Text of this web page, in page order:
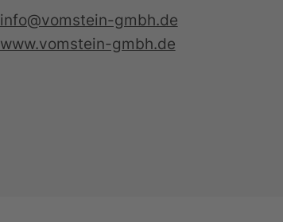
info@vomstein-gmbh.de
www.vomstein-gmbh.de